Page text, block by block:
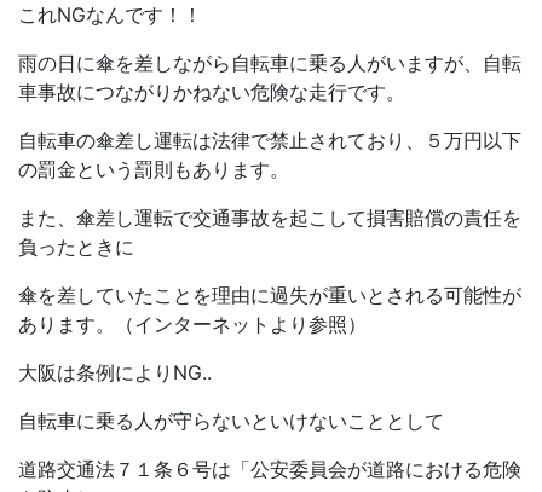
これNGなんです！！
雨の日に傘を差しながら自転車に乗る人がいますが、自転
車事故につながりかねない危険な走行です。
自転車の傘差し運転は法律で禁止されており、５万円以下
の罰金という罰則もあります。
また、傘差し運転で交通事故を起こして損害賠償の責任を
負ったときに
傘を差していたことを理由に過失が重いとされる可能性が
あります。（インターネットより参照）
大阪は条例によりNG..
自転車に乗る人が守らないといけないこととして
道路交通法７１条６号は「公安委員会が道路における危険